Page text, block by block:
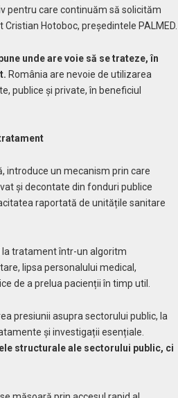
pentru care continuăm să solicităm
Hotoboc, președintele PALMED.
unde are voie să se trateze, în
România are nevoie de utilizarea
publice și private, în beneficiul
introduce un mecanism prin care
și decontate din fonduri publice
raportată de unitățile sanitare
la tratament într-un algoritm
lipsa personalului medical,
de a prelua pacienții în timp util.
presiunii asupra sectorului public, la
și investigații esențiale.
structurale ale sectorului public, ci